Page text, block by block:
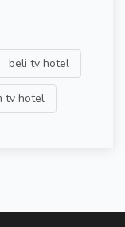
beli tv hotel
tv hotel